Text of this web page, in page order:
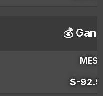
💰
MES
$-